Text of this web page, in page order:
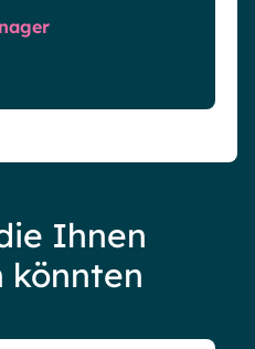
Ihnen
könnten